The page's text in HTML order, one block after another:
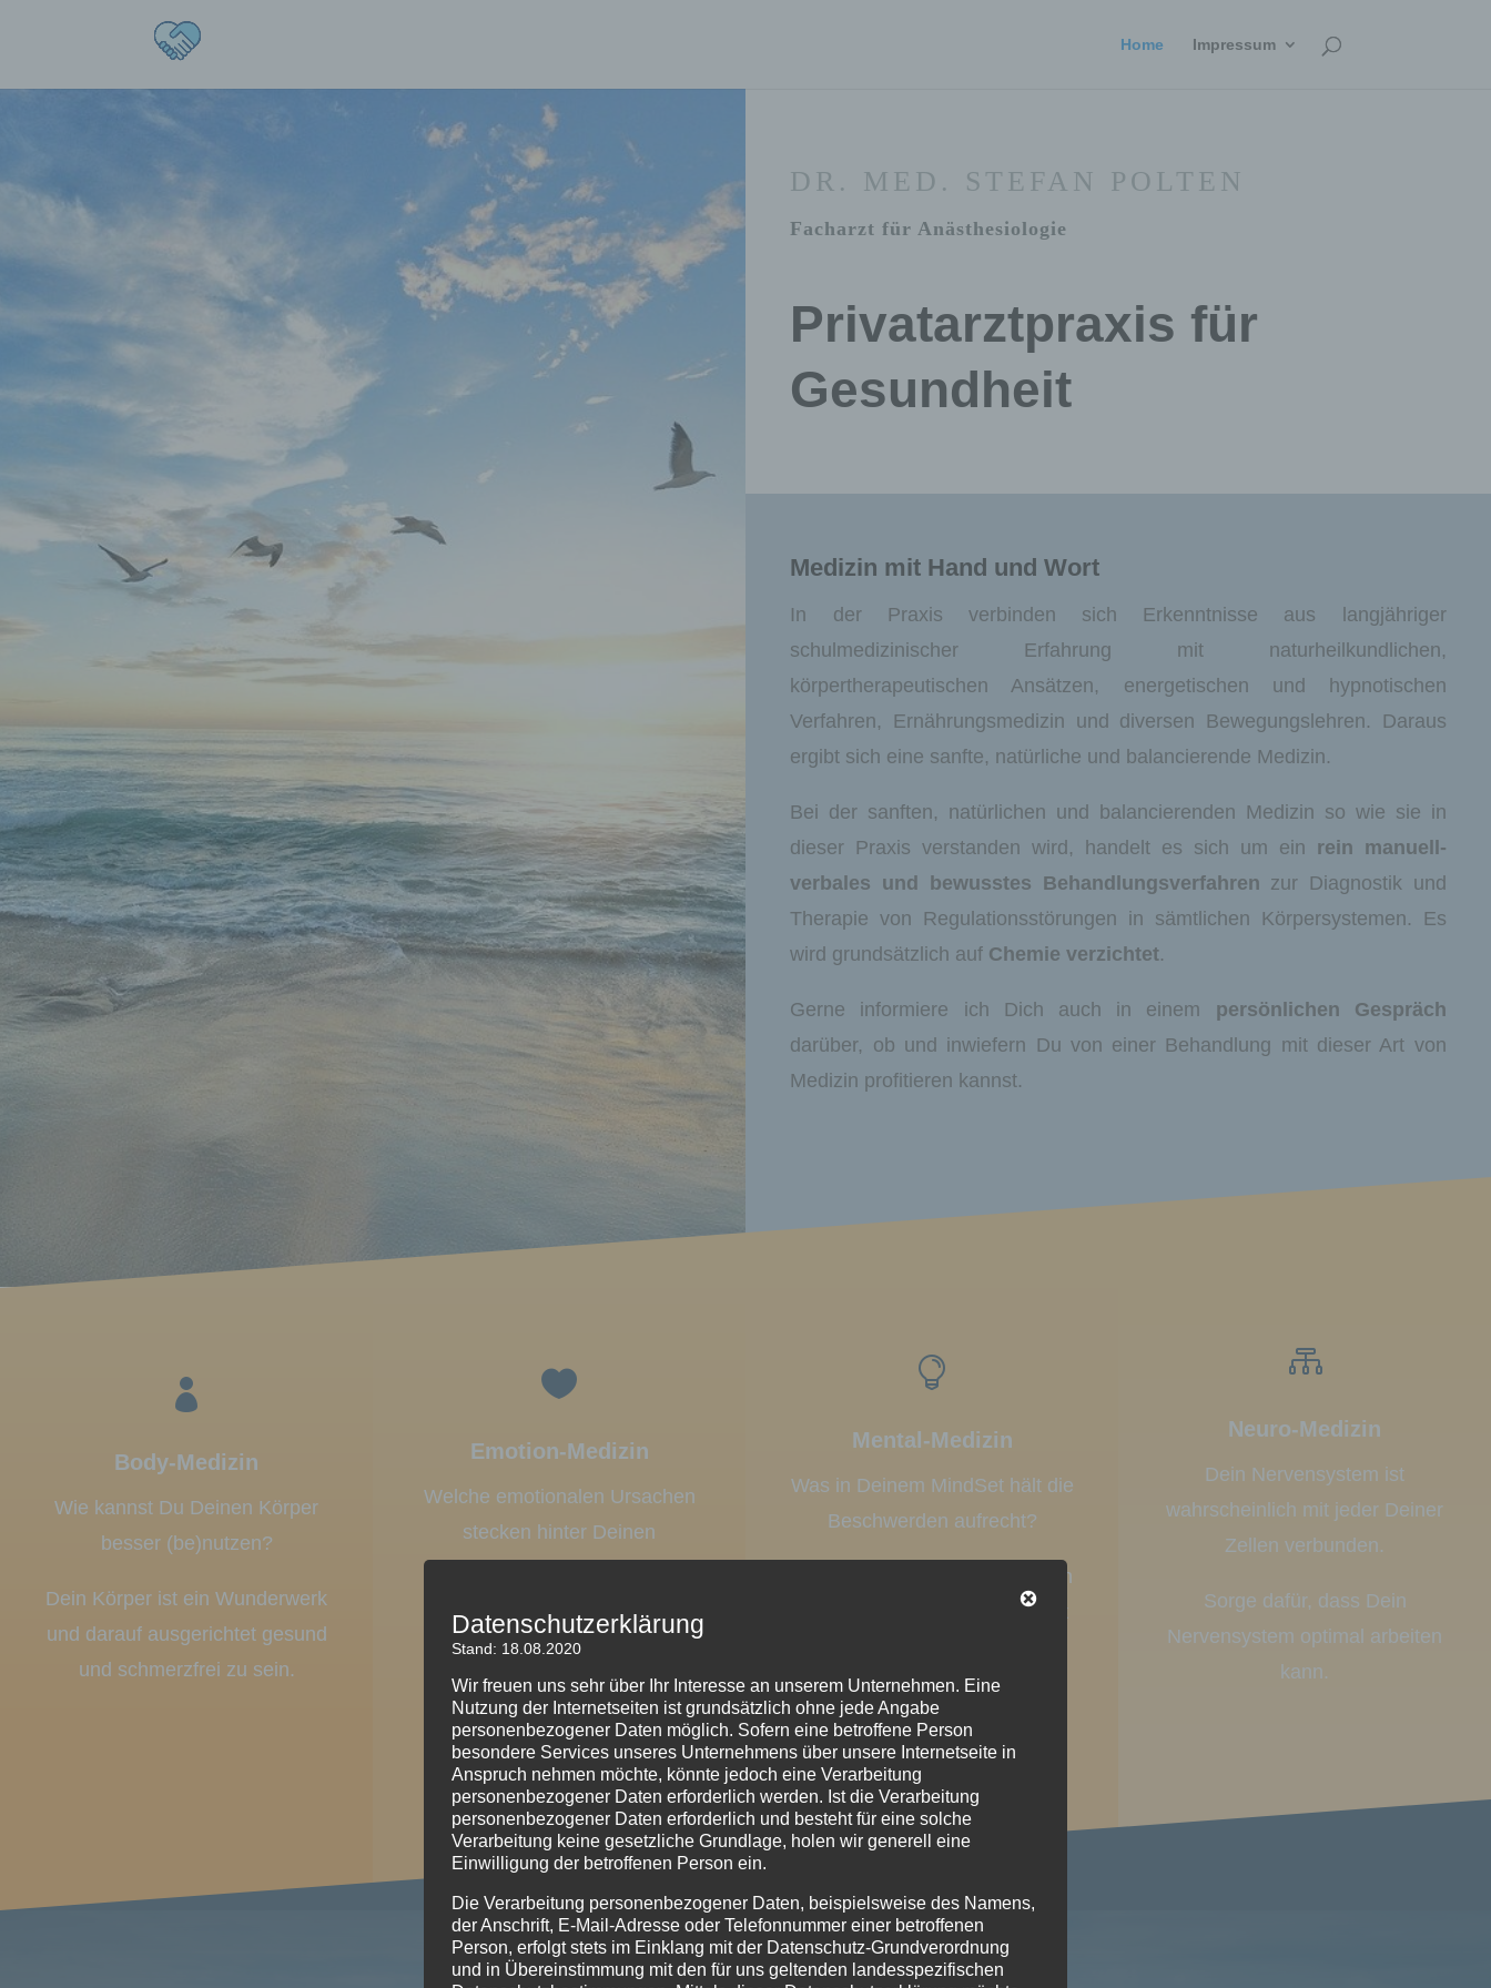
Home Impressum
DR. MED. STEFAN POLTEN
Facharzt für Anästhesiologie
Privatarztpraxis für
Gesundheit
Medizin mit Hand und Wort
In der Praxis verbinden sich Erkenntnisse aus langjähriger
schulmedizinischer Erfahrung mit naturheilkundlichen,
körpertherapeutischen Ansätzen, energetischen und hypnotischen
Verfahren, Ernährungsmedizin und diversen Bewegungslehren. Daraus
ergibt sich eine sanfte, natürliche und balancierende Medizin.
Bei der sanften, natürlichen und balancierenden Medizin so wie sie in
dieser Praxis verstanden wird, handelt es sich um ein rein manuell-
verbales und bewusstes Behandlungsverfahren zur Diagnostik und
Therapie von Regulationsstörungen in sämtlichen Körpersystemen. Es
wird grundsätzlich auf Chemie verzichtet.
Gerne informiere ich Dich auch in einem persönlichen Gespräch
darüber, ob und inwiefern Du von einer Behandlung mit dieser Art von
Medizin profitieren kannst.

Body-Medizin
Wie kannst Du Deinen Körper
besser (be)nutzen?
Dein Körper ist ein Wunderwerk
und darauf ausgerichtet gesund
und schmerzfrei zu sein.

Emotion-Medizin
Welche emotionalen Ursachen
stecken hinter Deinen
Dein Unterbewusstsein kennt
die Lösung und wird Dir helfen
diese zu finden.

Mental-Medizin
Was in Deinem MindSet hält die
Beschwerden aufrecht?
Finde es heraus uns richte Dein
MindSet auf Deine Gesundheit

Neuro-Medizin
Dein Nervensystem ist
wahrscheinlich mit jeder Deiner
Zellen verbunden.
Sorge dafür, dass Dein
Nervensystem optimal arbeiten
kann.
Datenschutzerklärung
Stand: 18.08.2020
Wir freuen uns sehr über Ihr Interesse an unserem Unternehmen. Eine
Nutzung der Internetseiten ist grundsätzlich ohne jede Angabe
personenbezogener Daten möglich. Sofern eine betroffene Person
besondere Services unseres Unternehmens über unsere Internetseite in
Anspruch nehmen möchte, könnte jedoch eine Verarbeitung
personenbezogener Daten erforderlich werden. Ist die Verarbeitung
personenbezogener Daten erforderlich und besteht für eine solche
Verarbeitung keine gesetzliche Grundlage, holen wir generell eine
Einwilligung der betroffenen Person ein.
Die Verarbeitung personenbezogener Daten, beispielsweise des Namens,
der Anschrift, E-Mail-Adresse oder Telefonnummer einer betroffenen
Person, erfolgt stets im Einklang mit der Datenschutz-Grundverordnung
und in Übereinstimmung mit den für uns geltenden landesspezifischen